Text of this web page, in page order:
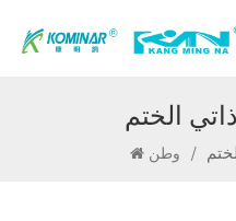
الختم
/